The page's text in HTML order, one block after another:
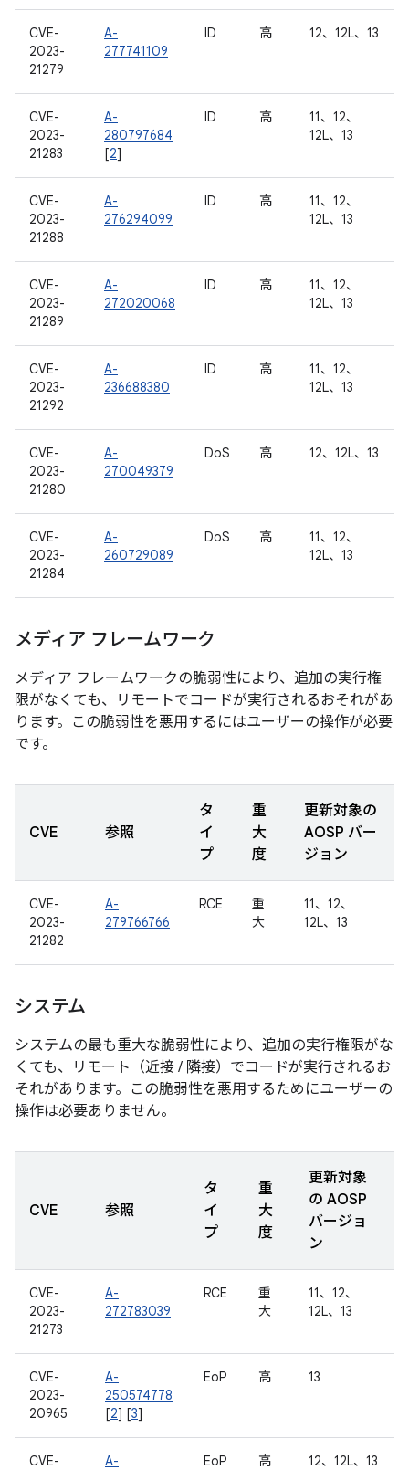
CVE-
2023-
21279
A-
277741109
ID 高 12、12L、13
CVE-
2023-
21283
A-
280797684
[2]
ID 高
11、12、
12L、13
CVE-
2023-
21288
A-
276294099
ID 高
11、12、
12L、13
CVE-
2023-
21289
A-
272020068
ID 高
11、12、
12L、13
CVE-
2023-
21292
A-
236688380
ID 高
11、12、
12L、13
CVE-
2023-
21280
A-
270049379
DoS 高 12、12L、13
CVE-
2023-
21284
A-
260729089
DoS 高
11、12、
12L、13
メディア フレームワーク
メディア フレームワークの脆弱性により、追加の実行権
限がなくても、リモートでコードが実行されるおそれがあ
ります。この脆弱性を悪用するにはユーザーの操作が必要
です。
CVE 参照
タ
イ
プ
重
大
度
更新対象の
AOSP バー
ジョン
CVE-
2023-
21282
A-
279766766
RCE
重
大
11、12、
12L、13
システム
システムの最も重大な脆弱性により、追加の実行権限がな
くても、リモート（近接 / 隣接）でコードが実行されるお
それがあります。この脆弱性を悪用するためにユーザーの
操作は必要ありません。
CVE 参照
タ
イ
プ
重
大
度
更新対象
の AOSP
バージョ
ン
CVE-
2023-
21273
A-
272783039
RCE
重
大
11、12、
12L、13
CVE-
2023-
20965
A-
250574778
[2] [3]
EoP 高 13
CVE-
A-
EoP 高 12、12L、13